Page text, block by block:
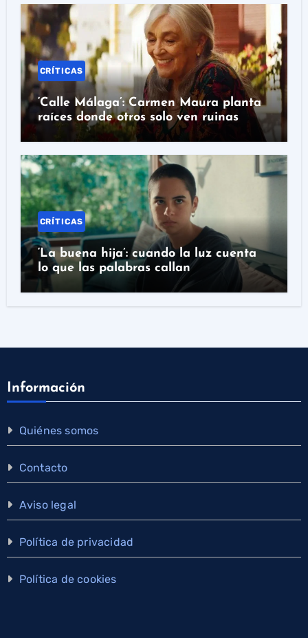
CRÍTICAS
‘Calle Málaga’: Carmen Maura planta
raíces donde otros solo ven ruinas
CRÍTICAS
‘La buena hija’: cuando la luz cuenta
lo que las palabras callan
Información
Quiénes somos
Contacto
Aviso legal
Política de privacidad
Política de cookies